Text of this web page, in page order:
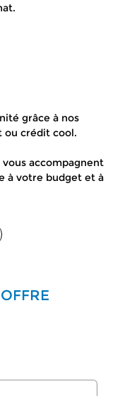
grâce à nos
ou crédit cool.
vous accompagnent
à votre budget et à